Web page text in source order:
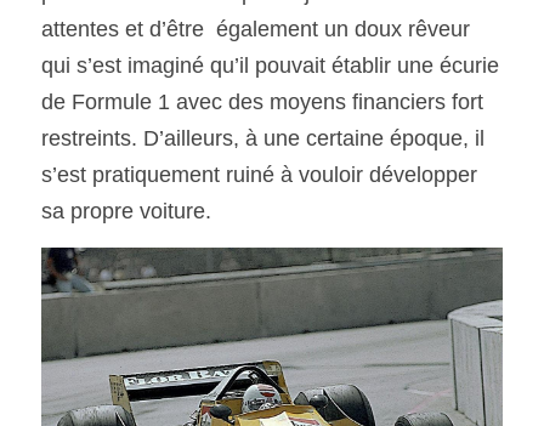
attentes et d’être  également un doux rêveur
qui s’est imaginé qu’il pouvait établir une écurie
de Formule 1 avec des moyens financiers fort
restreints. D’ailleurs, à une certaine époque, il
s’est pratiquement ruiné à vouloir développer
sa propre voiture.